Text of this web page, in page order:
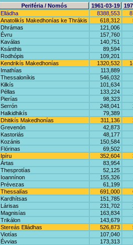
Periféria / Nomós 1961-03-19
Elládha 8388,553
Anatolikís Makedhonías ke Thrákis 618,312
Dhrámas
121,006
Évru 157,760
Kaválas 140,751
Ksánthis
89,594
Rodhópis 109,201
Kendrikís Makedhonías 1320,532
Imathías
113,889
Thessaloníkis
546,032
Kilkís
101,634
Péllas 133,224
Pierías
98,323
Serrón 248,041
Halkidhikís
79,389
Dhitikís Makedhonías 311,136
Grevenón
42,873
Kastoriás
48,177
Kozánis 150,584
Flórinas
69,502
Ipíru 352,604
Ártas
83,954
Thesprotías
52,125
Ioannínon 155,326
Prévezas
61,199
Thessalías 691,000
Kardhítsas 151,785
Lárisas 231,702
Magnisías 163,834
Trikálon 143,679
Stereás Elládhas 526,873
Viotías 107,040
Évvias 173,313